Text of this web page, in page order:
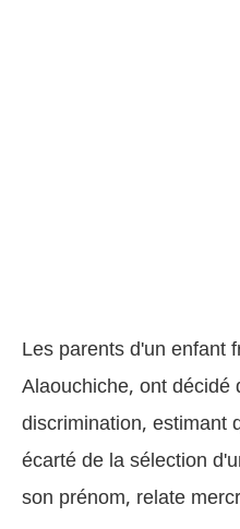
Les parents d'un enfant
Alaouchiche, ont
discrimination, estimant
écarté de la sélection
son prénom, relate